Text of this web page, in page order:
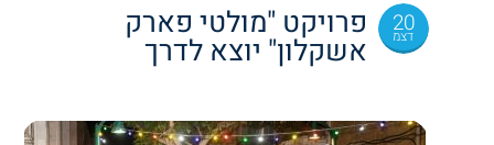
20
דצמ פרויקט "מולטי פארק
אשקלון" יוצא לדרך